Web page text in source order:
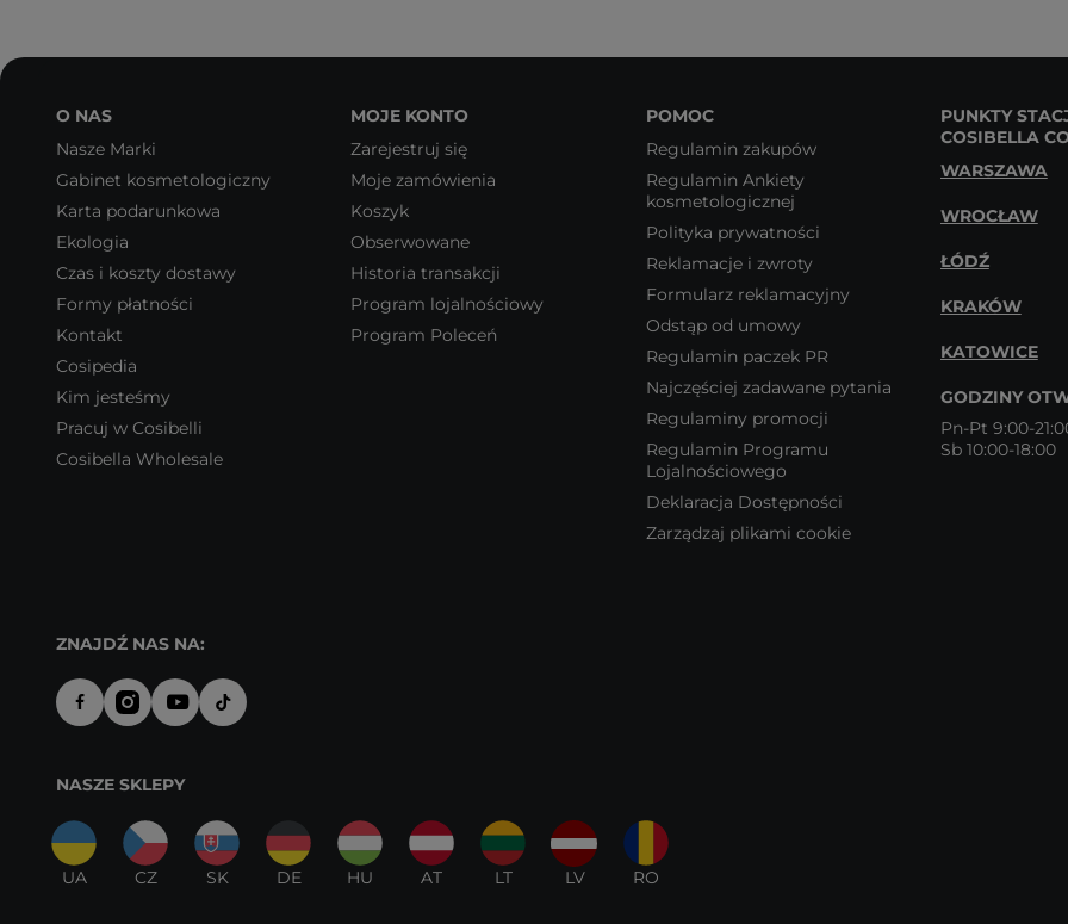
O NAS
Nasze Marki
Gabinet kosmetologiczny
Karta podarunkowa
Ekologia
Czas i koszty dostawy
Formy płatności
Kontakt
Cosipedia
Kim jesteśmy
Pracuj w Cosibelli
Cosibella Wholesale
MOJE KONTO
Zarejestruj się
Moje zamówienia
Koszyk
Obserwowane
Historia transakcji
Program lojalnościowy
Program Poleceń
POMOC
Regulamin zakupów
Regulamin Ankiety
kosmetologicznej
Polityka prywatności
Reklamacje i zwroty
Formularz reklamacyjny
Odstąp od umowy
Regulamin paczek PR
Najczęściej zadawane pytania
Regulaminy promocji
Regulamin Programu
Lojalnościowego
Deklaracja Dostępności
Zarządzaj plikami cookie
PUNKTY
COSIBELLA
WARSZAWA
WROCŁAW
ŁÓDŹ
KRAKÓW
KATOWICE
GODZINY
Pn-Pt 9:00-
Sb 10:00-18:00
ZNAJDŹ NAS NA:
NASZE SKLEPY
UA CZ SK DE HU AT LT LV RO